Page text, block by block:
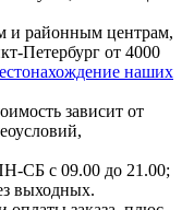
и районным центрам,
Петербург от 4000
наших
зависит от
СБ с 09.00 до 21.00;
выходных.